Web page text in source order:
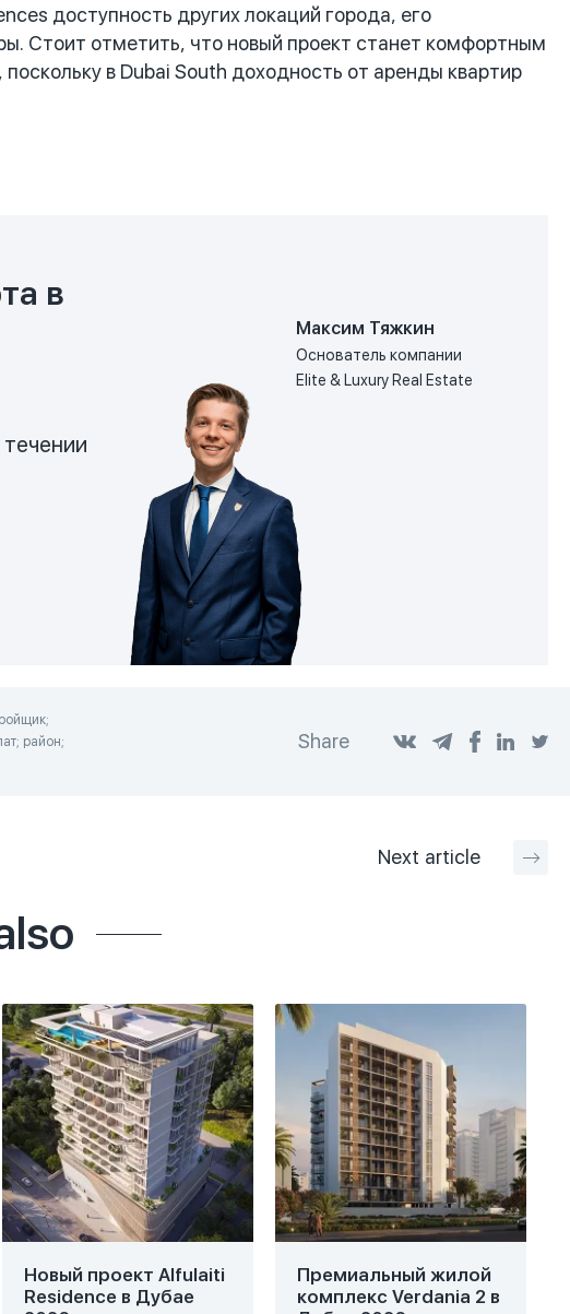
доступность других локаций города, его
Стоит отметить, что новый проект станет комфортным
в Dubai South доходность от аренды квартир
в
Максим Тяжкин
Основатель компании
Elite & Luxury Real Estate
район;
Share
Next article
Новый проект Alfulaiti
Residence в Дубае
Премиальный жилой
комплекс Verdania 2 в